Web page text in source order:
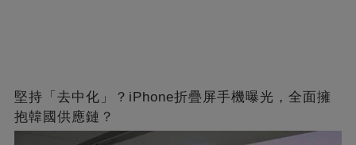
堅持「去中化」？iPhone折疊屏手機曝光，全面擁
抱韓國供應鏈？